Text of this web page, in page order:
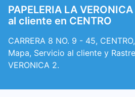
PAPELERIA LA
al cliente en CENTRO
CARRERA 8 NO. 9 - 45,
Mapa, Servicio al cliente y
VERONICA 2.